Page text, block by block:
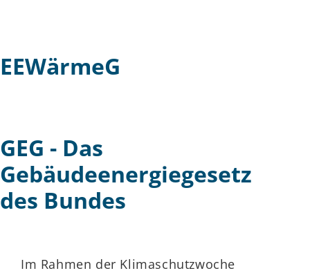
EEWärmeG
GEG - Das
Gebäudeenergiegesetz
des Bundes
Im Rahmen der Klimaschutzwoche